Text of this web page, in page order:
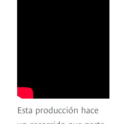
Esta producción hace